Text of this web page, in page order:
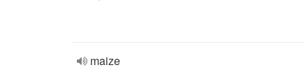
maize